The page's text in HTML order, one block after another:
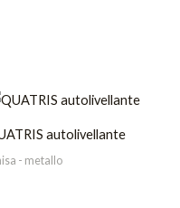
autolivellante
- metallo